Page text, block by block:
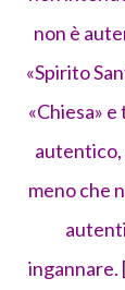
non è
«Spirito
«Chiesa»
autentico,
meno che
ingannare.